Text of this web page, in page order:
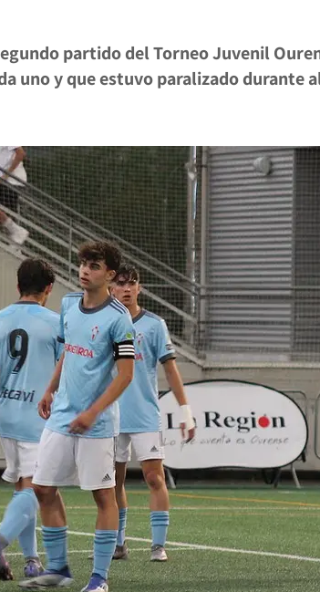
partido del Torneo Juvenil
uno y que estuvo paralizado durante